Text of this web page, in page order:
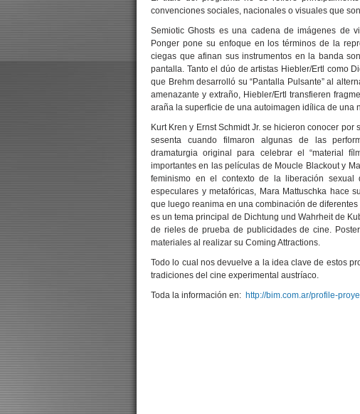
convenciones sociales, nacionales o visuales que
Semiotic Ghosts es una cadena de imágenes de
Ponger pone su enfoque en los términos de la
ciegas que afinan sus instrumentos en la banda
pantalla. Tanto el dúo de artistas Hiebler/Ertl como
que Brehm desarrolló su “Pantalla Pulsante” al
amenazante y extraño, Hiebler/Ertl transfieren
araña la superficie de una autoimagen idílica de una
Kurt Kren y Ernst Schmidt Jr. se hicieron conocer
sesenta cuando filmaron algunas de las
dramaturgia original para celebrar el “material
importantes en las películas de Moucle Blackout y
feminismo en el contexto de la liberación
especulares y metafóricas, Mara Mattuschka hace
que luego reanima en una combinación de
es un tema principal de Dichtung und Wahrheit de
de rieles de prueba de publicidades de cine.
materiales al realizar su Coming Attractions.
Todo lo cual nos devuelve a la idea clave de estos
tradiciones del cine experimental austríaco.
Toda la información en: http://bim.com.ar/profile-